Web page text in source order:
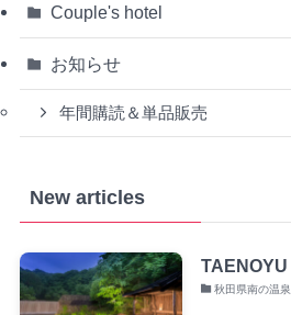
Couple's hotel
お知らせ
年間購読＆単品販売
New articles
TAENOYU
秋田県南の温泉